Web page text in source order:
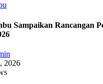
Sampaikan Rancangan
2026